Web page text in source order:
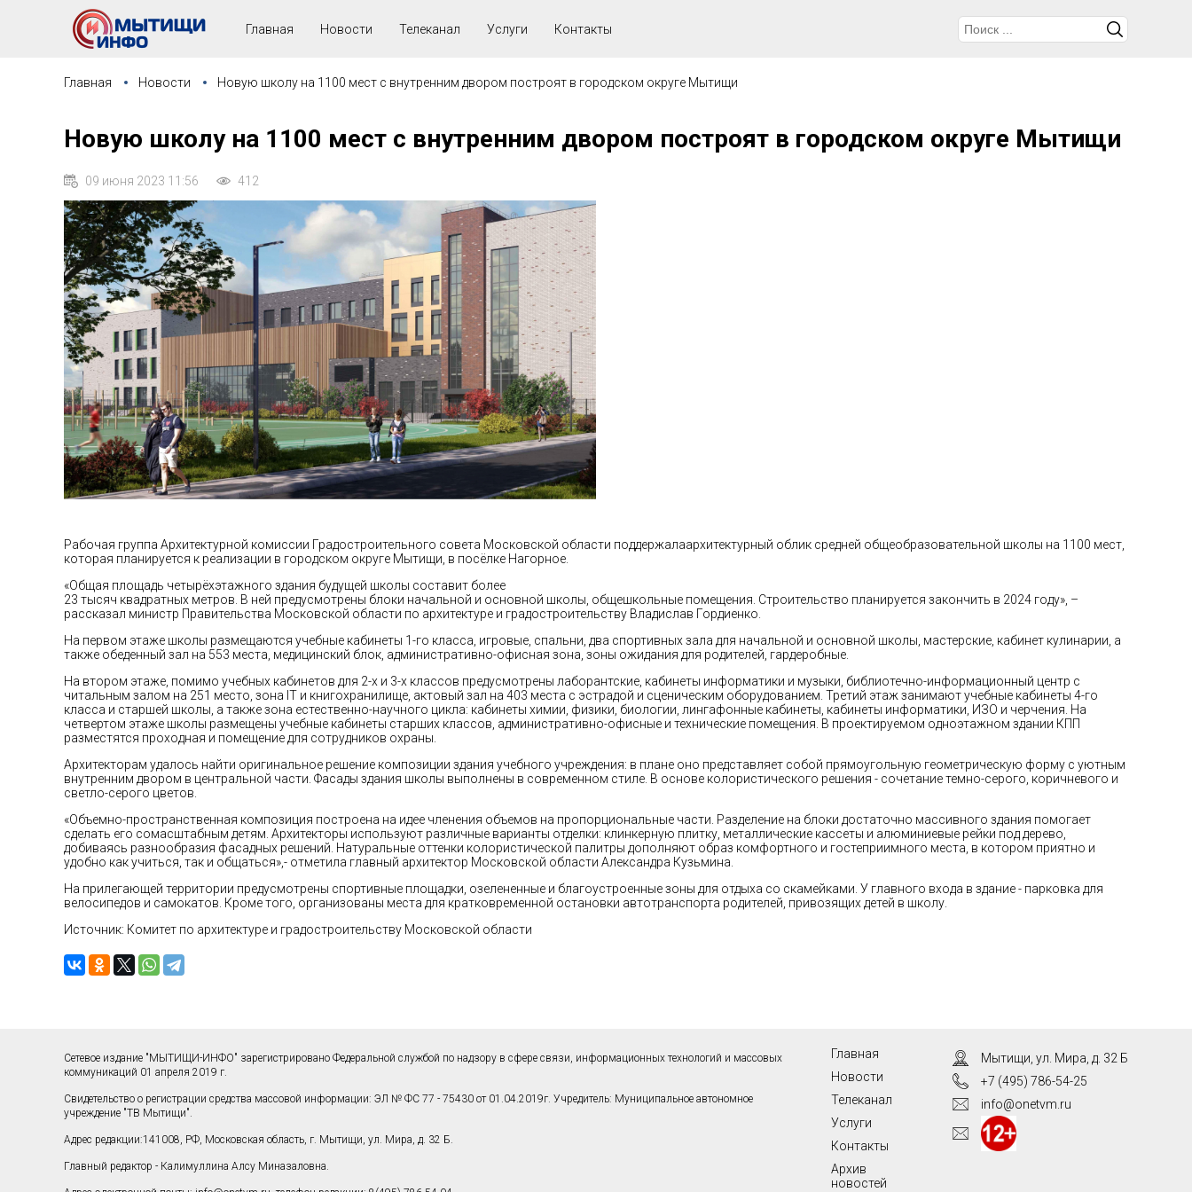
Главная Новости Телеканал Услуги Контакты
Главная Новости Новую школу на 1100 мест с внутренним двором построят в городском округе Мытищи
Новую школу на 1100 мест с внутренним двором построят в городском округе Мытищи
09 июня 2023 11:56 412
Рабочая группа Архитектурной комиссии Градостроительного совета Московской области поддержалаархитектурный облик средней общеобразовательной школы на 1100 мест,
которая планируется к реализации в городском округе Мытищи, в посёлке Нагорное.
«Общая площадь четырёхэтажного здания будущей школы составит более
23 тысяч квадратных метров. В ней предусмотрены блоки начальной и основной школы, общешкольные помещения. Строительство планируется закончить в 2024 году», –
рассказал министр Правительства Московской области по архитектуре и градостроительству Владислав Гордиенко.
На первом этаже школы размещаются учебные кабинеты 1-го класса, игровые, спальни, два спортивных зала для начальной и основной школы, мастерские, кабинет кулинарии, а
также обеденный зал на 553 места, медицинский блок, административно-офисная зона, зоны ожидания для родителей, гардеробные.
На втором этаже, помимо учебных кабинетов для 2-х и 3-х классов предусмотрены лаборантские, кабинеты информатики и музыки, библиотечно-информационный центр с
читальным залом на 251 место, зона IT и книгохранилище, актовый зал на 403 места с эстрадой и сценическим оборудованием. Третий этаж занимают учебные кабинеты 4-го
класса и старшей школы, а также зона естественно-научного цикла: кабинеты химии, физики, биологии, лингафонные кабинеты, кабинеты информатики, ИЗО и черчения. На
четвертом этаже школы размещены учебные кабинеты старших классов, административно-офисные и технические помещения. В проектируемом одноэтажном здании КПП
разместятся проходная и помещение для сотрудников охраны.
Архитекторам удалось найти оригинальное решение композиции здания учебного учреждения: в плане оно представляет собой прямоугольную геометрическую форму с уютным
внутренним двором в центральной части. Фасады здания школы выполнены в современном стиле. В основе колористического решения - сочетание темно-серого, коричневого и
светло-серого цветов.
«Объемно-пространственная композиция построена на идее членения объемов на пропорциональные части. Разделение на блоки достаточно массивного здания помогает
сделать его сомасштабным детям. Архитекторы используют различные варианты отделки: клинкерную плитку, металлические кассеты и алюминиевые рейки под дерево,
добиваясь разнообразия фасадных решений. Натуральные оттенки колористической палитры дополняют образ комфортного и гостеприимного места, в котором приятно и
удобно как учиться, так и общаться»,- отметила главный архитектор Московской области Александра Кузьмина.
На прилегающей территории предусмотрены спортивные площадки, озелененные и благоустроенные зоны для отдыха со скамейками. У главного входа в здание - парковка для
велосипедов и самокатов. Кроме того, организованы места для кратковременной остановки автотранспорта родителей, привозящих детей в школу.
Источник: Комитет по архитектуре и градостроительству Московской области
Сетевое издание "МЫТИЩИ-ИНФО" зарегистрировано Федеральной службой по надзору в сфере связи, информационных технологий и массовых
коммуникаций 01 апреля 2019 г.
Свидетельство о регистрации средства массовой информации: ЭЛ № ФС 77 - 75430 от 01.04.2019г. Учредитель: Муниципальное автономное
учреждение "ТВ Мытищи".
Адрес редакции:141008, РФ, Московская область, г. Мытищи, ул. Мира, д. 32 Б.
Главный редактор - Калимуллина Алсу Миназаловна.
Главная
Новости
Телеканал
Услуги
Контакты
Архив
новостей
Мытищи, ул. Мира, д. 32 Б
+7 (495) 786-54-25
info@onetvm.ru